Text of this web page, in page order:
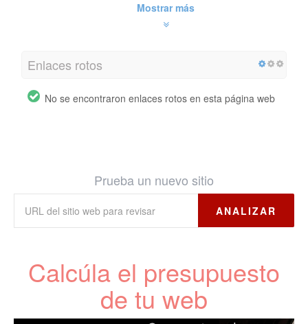
Mostrar más
Enlaces rotos
No se encontraron enlaces rotos en esta página web
Prueba un nuevo sitio
ANALIZAR
Calcúla el presupuesto
de tu web